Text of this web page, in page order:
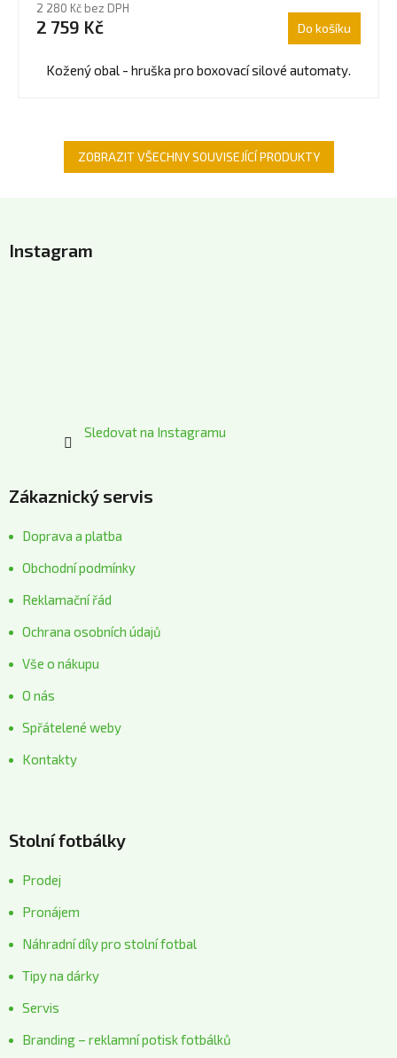
2 280 Kč bez DPH
2 759 Kč Do košíku
Kožený obal - hruška pro boxovací silové automaty.
ZOBRAZIT VŠECHNY SOUVISEJÍCÍ PRODUKTY
pInstagram
Sledovat na Instagramu
Zákaznický servis
Doprava a platba
Obchodní podmínky
Reklamační řád
Ochrana osobních údajů
Vše o nákupu
O nás
Spřátelené weby
Kontakty
Stolní fotbálky
Prodej
Pronájem
Náhradní díly pro stolní fotbal
Tipy na dárky
Servis
Branding – reklamní potisk fotbálků